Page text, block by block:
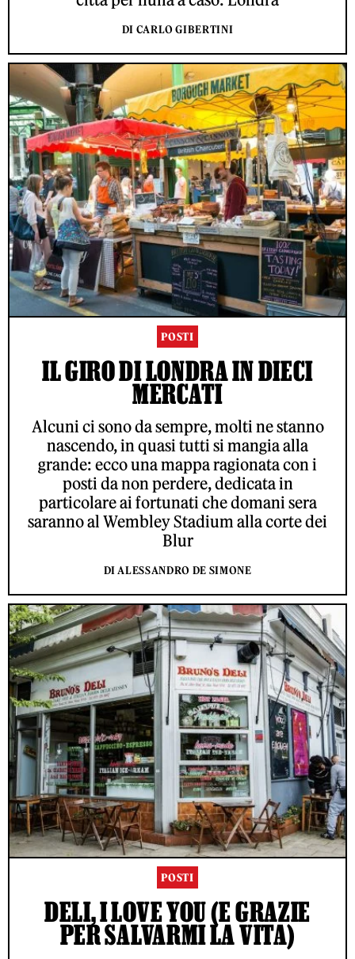
DI CARLO GIBERTINI
POSTI
IL GIRO DI LONDRA IN DIECI
MERCATI
Alcuni ci sono da sempre, molti ne stanno
nascendo, in quasi tutti si mangia alla
grande: ecco una mappa ragionata con i
posti da non perdere, dedicata in
particolare ai fortunati che domani sera
saranno al Wembley Stadium alla corte dei
Blur
DI ALESSANDRO DE SIMONE
POSTI
DELI, I LOVE YOU (E GRAZIE
PER SALVARMI LA VITA)